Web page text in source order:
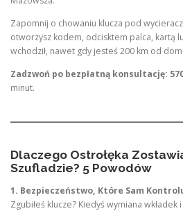
Zapomnij o chowaniu klucza pod
otworzysz kodem, odcisktem palca, kartą
wchodził, nawet gdy jesteś 200 km od
Zadzwoń po bezpłatną konsultację:
minut.
Dlaczego Ostrołęka
Szufladzie? 5 Powodów
1. Bezpieczeństwo, Które Sam
Zgubiłeś klucze? Kiedyś wymiana